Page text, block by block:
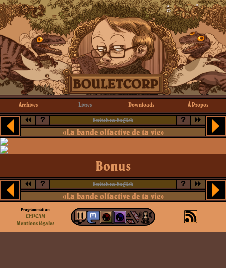
Archives Livres Downloads À Propos
? Switch to English ?
«La bande olfactive de ta vie»
Bonus
? Switch to English ?
«La bande olfactive de ta vie»
Programmation
CEPCAM
Mentions légales